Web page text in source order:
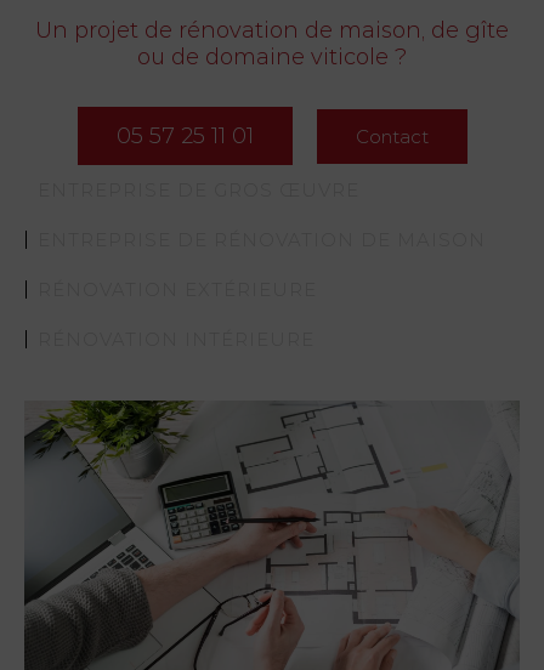
Un projet de rénovation de maison, de gîte
ou de domaine viticole ?
05 57 25 11 01 Contact